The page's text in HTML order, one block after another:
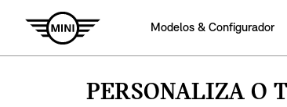
Modelos & Configurador
PERSONALIZA O